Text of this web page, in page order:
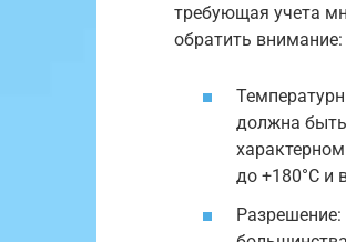
требующая учета
обратить внимание:
должна быть
до +180°C и